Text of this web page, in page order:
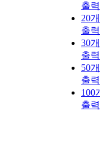
출력
20
출력
30
출력
50
출력
100
출력